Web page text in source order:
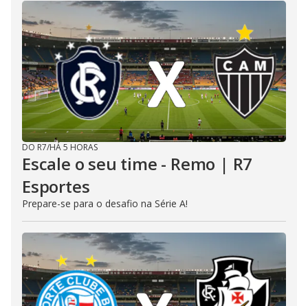
DO R7/HÁ 5 HORAS
Escale o seu time - Remo | R7
Esportes
Prepare-se para o desafio na Série A!